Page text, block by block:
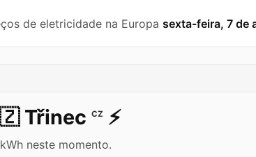
de eletricidade na Europa sexta-feira, 7 de
Třinec CZ ⚡️
neste momento.